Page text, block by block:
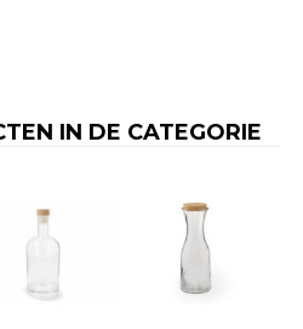
IN DE CATEGORIE